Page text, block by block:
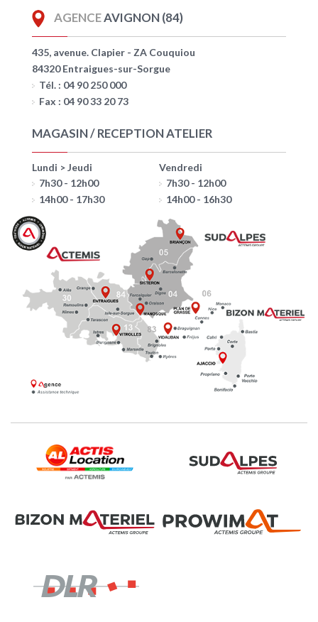
AGENCEAVIGNON (84)
435, avenue. Clapier - ZA Couquiou
84320 Entraigues-sur-Sorgue
Tél. : 04 90 250 000
Fax : 04 90 33 20 73
MAGASIN / RECEPTION ATELIER
Lundi > Jeudi
7h30 - 12h00
14h00 - 17h30
Vendredi
7h30 - 12h00
14h00 - 16h30